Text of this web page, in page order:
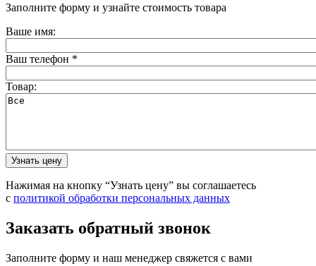
Заполните форму и узнайте стоимость товара
Ваше имя:
Ваш телефон *
Товар:
Нажимая на кнопку “Узнать цену” вы соглашаетесь
с политикой обработки персональных данных
Заказать обратный звонок
Заполните форму и наш менеджер свяжется с вами